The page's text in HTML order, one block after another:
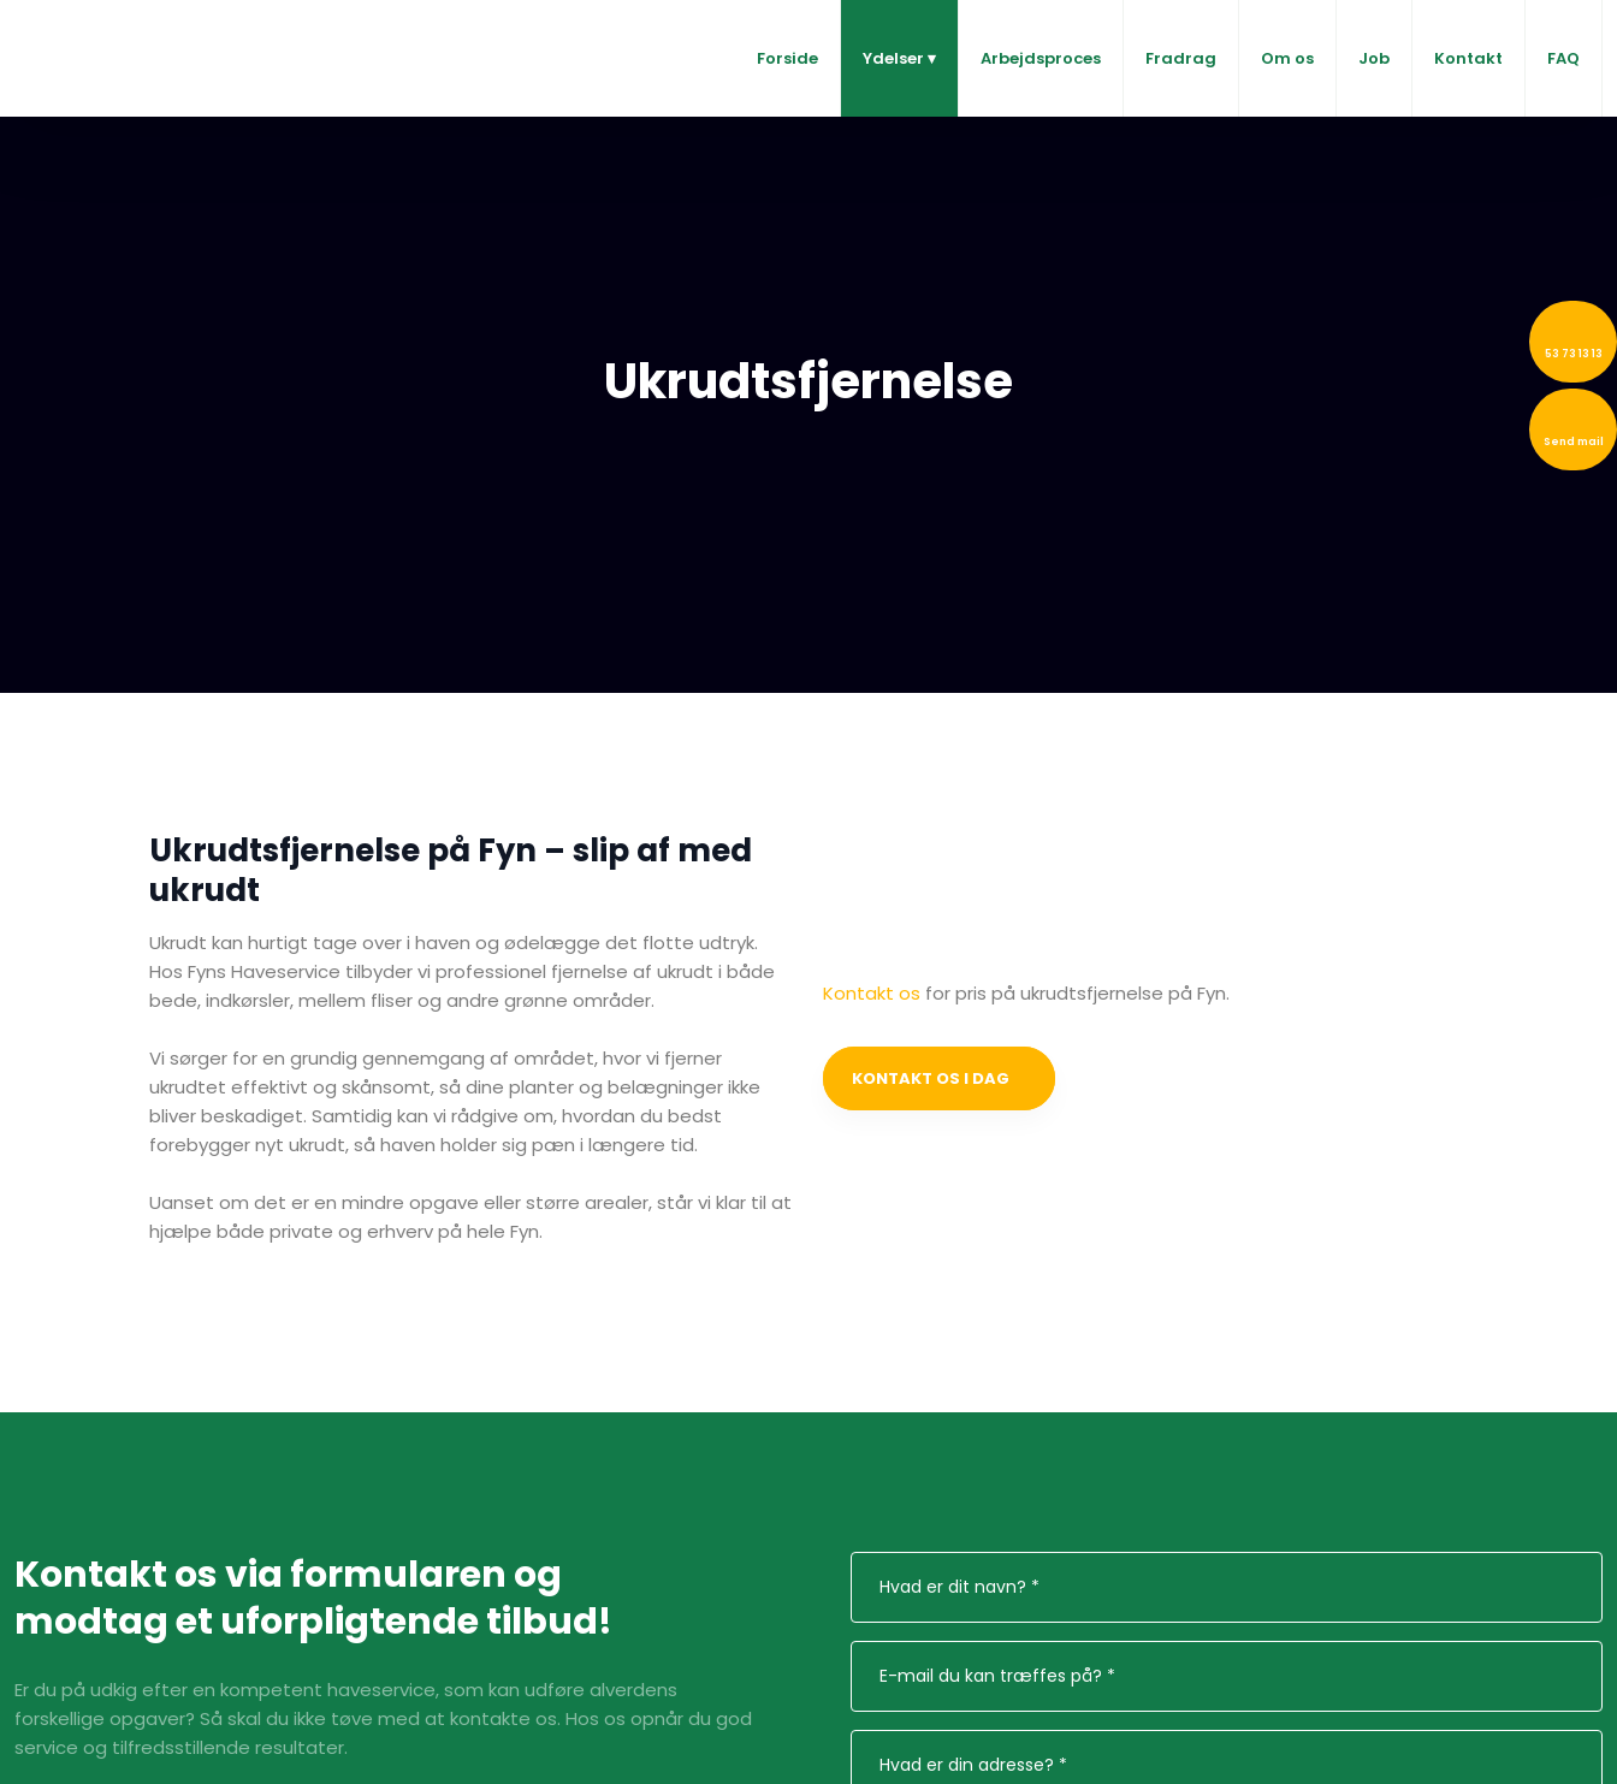
53 73 13 13
Send mail
Forside Ydelser ▾ Arbejdsproces Fradrag Om os Job Kontakt FAQ
Ukrudtsfjernelse
Ukrudtsfjernelse på Fyn – slip af med
ukrudt
Ukrudt kan hurtigt tage over i haven og ødelægge det flotte udtryk.
Hos Fyns Haveservice tilbyder vi professionel fjernelse af ukrudt i både
bede, indkørsler, mellem fliser og andre grønne områder.
Vi sørger for en grundig gennemgang af området, hvor vi fjerner
ukrudtet effektivt og skånsomt, så dine planter og belægninger ikke
bliver beskadiget. Samtidig kan vi rådgive om, hvordan du bedst
forebygger nyt ukrudt, så haven holder sig pæn i længere tid.
Uanset om det er en mindre opgave eller større arealer, står vi klar til at
hjælpe både private og erhverv på hele Fyn.
Kontakt os for pris på ukrudtsfjernelse på Fyn.
KONTAKT OS I DAG​
Kontakt os via formularen og
modtag et uforpligtende tilbud!
Er du på udkig efter en kompetent haveservice, som kan udføre alverdens
forskellige opgaver? Så skal du ikke tøve med at kontakte os. Hos os opnår du god
service og tilfredsstillende resultater.